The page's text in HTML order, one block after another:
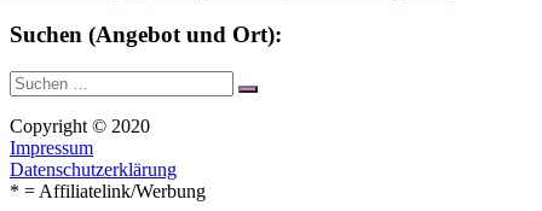
Suchen (Angebot und Ort):
Suche
nach:
Suchen
Copyright © 2020
Impressum
Datenschutzerklärung
* = Affiliatelink/Werbung